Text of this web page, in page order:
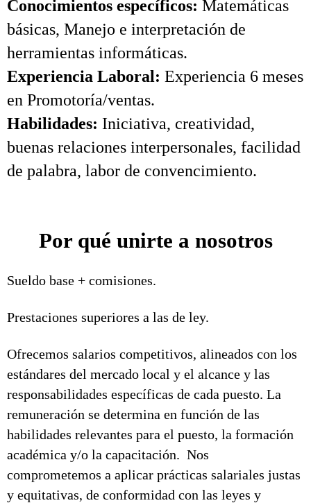
Conocimientos específicos: Matemáticas
básicas, Manejo e interpretación de
herramientas informáticas.
Experiencia Laboral: Experiencia 6 meses
en Promotoría/ventas.
Habilidades: Iniciativa, creatividad,
buenas relaciones interpersonales, facilidad
de palabra, labor de convencimiento.
Por qué unirte a nosotros
Sueldo base + comisiones.
Prestaciones superiores a las de ley.
Ofrecemos salarios competitivos, alineados con los
estándares del mercado local y el alcance y las
responsabilidades específicas de cada puesto. La
remuneración se determina en función de las
habilidades relevantes para el puesto, la formación
académica y/o la capacitación. Nos
comprometemos a aplicar prácticas salariales justas
y equitativas, de conformidad con las leyes y